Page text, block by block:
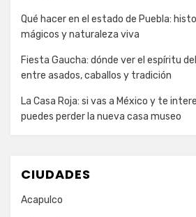
Qué hacer en el estado de Puebla:
mágicos y naturaleza viva
Fiesta Gaucha: dónde ver el espíritu
entre asados, caballos y tradición
La Casa Roja: si vas a México y te
puedes perder la nueva casa museo
CIUDADES
Acapulco